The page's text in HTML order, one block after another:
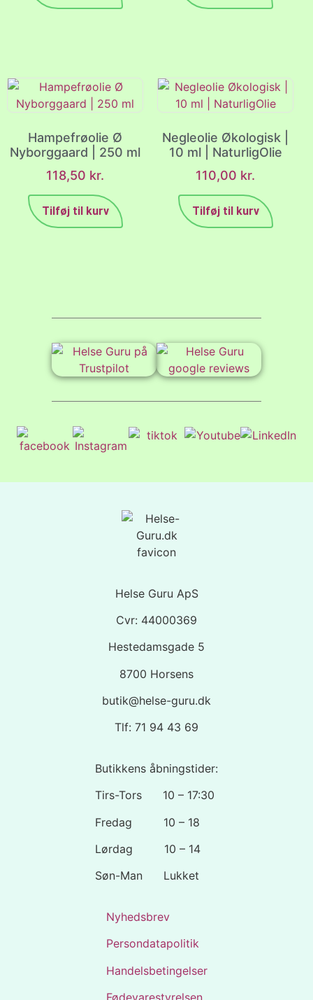
Hampefrøolie Ø
Nyborggaard | 250 ml
118,50 kr.
Tilføj til kurv
Negleolie Økologisk |
10 ml | NaturligOlie
110,00 kr.
Tilføj til kurv
Helse Guru ApS
Cvr: 44000369
Hestedamsgade 5
8700 Horsens
butik@helse-guru.dk
Tlf: 71 94 43 69
Butikkens åbningstider:
Tirs-Tors 10 – 17:30
Fredag 10 – 18
Lørdag 10 – 14
Søn-Man Lukket
Nyhedsbrev
Persondatapolitik
Handelsbetingelser
Fødevarestyrelsen